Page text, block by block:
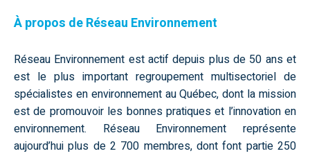
À propos de Réseau Environnement
Réseau Environnement est actif depuis plus de 50 ans et
est le plus important regroupement multisectoriel de
spécialistes en environnement au Québec, dont la mission
est de promouvoir les bonnes pratiques et l’innovation en
environnement. Réseau Environnement représente
aujourd’hui plus de 2 700 membres, dont font partie 250